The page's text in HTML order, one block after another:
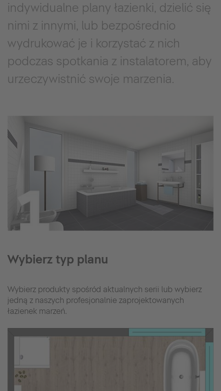
indywidualne plany łazienki, dzielić się
nimi z innymi, lub bezpośrednio
wydrukować je i korzystać z nich
podczas spotkania z instalatorem, aby
urzeczywistnić swoje marzenia.
Wybierz typ planu
Wybierz produkty spośród aktualnych serii lub wybierz
jedną z naszych profesjonalnie zaprojektowanych
łazienek marzeń.